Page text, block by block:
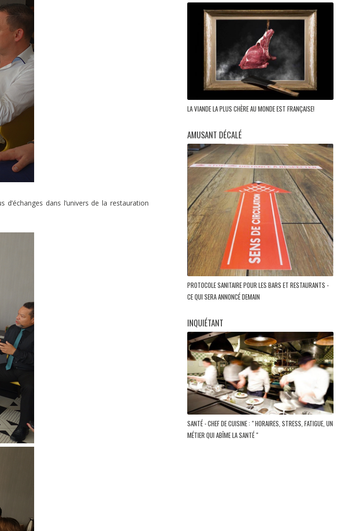
dans l’univers de la restauration
LA VIANDE LA PLUS CHÈRE AU MONDE EST FRANÇAISE!
AMUSANT DÉCALÉ
PROTOCOLE SANITAIRE POUR LES BARS ET RESTAURANTS -
CE QUI SERA ANNONCÉ DEMAIN
INQUIÉTANT
SANTÉ - CHEF DE CUISINE : " HORAIRES, STRESS, FATIGUE, UN
MÉTIER QUI ABÎME LA SANTÉ "